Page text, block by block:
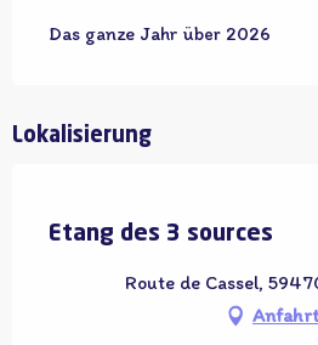
Das ganze Jahr über 2026
Lokalisierung
Etang des 3 sources
Route de Cassel,